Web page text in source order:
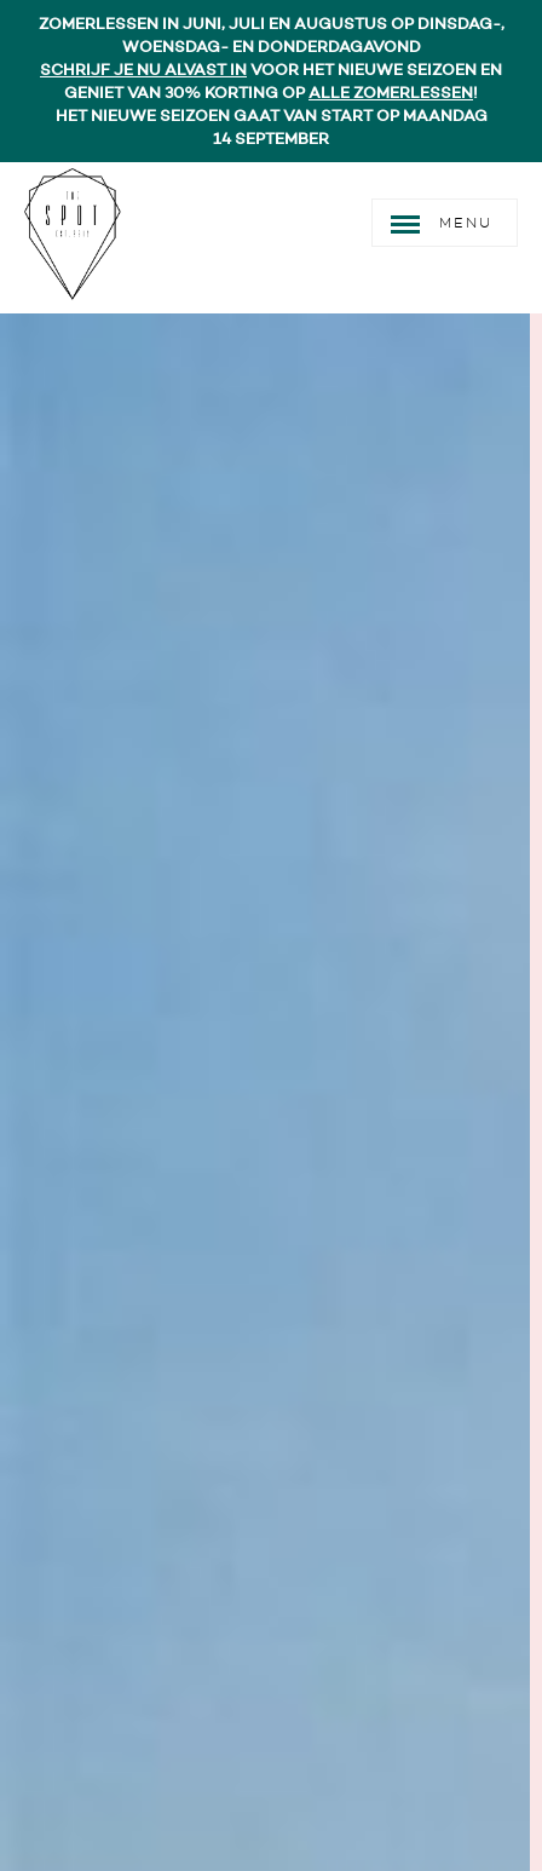
ZOMERLESSEN IN JUNI, JULI EN AUGUSTUS OP DINSDAG-,
WOENSDAG- EN DONDERDAGAVOND
SCHRIJF JE NU ALVAST INVOOR HET NIEUWE SEIZOEN EN
GENIET VAN 30% KORTING OPALLE ZOMERLESSEN!
HET NIEUWE SEIZOEN GAAT VAN START OP MAANDAG
14 SEPTEMBER
MENU